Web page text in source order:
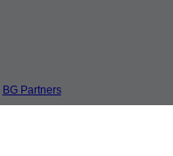
BG Partners